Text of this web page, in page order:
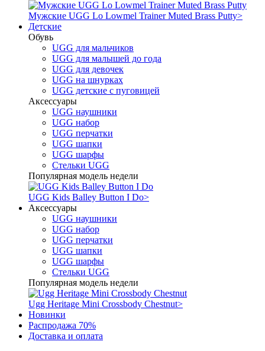
Мужские UGG Lo Lowmel Trainer Muted Brass Putty>
Детские
Обувь
UGG для мальчиков
UGG для малышей до года
UGG для девочек
UGG на шнурках
UGG детские с пуговицей
Аксессуары
UGG наушники
UGG набор
UGG перчатки
UGG шапки
UGG шарфы
Стельки UGG
Популярная модель недели
UGG Kids Balley Button I Do>
Аксессуары
UGG наушники
UGG набор
UGG перчатки
UGG шапки
UGG шарфы
Стельки UGG
Популярная модель недели
Ugg Heritage Mini Crossbody Chestnut>
Новинки
Распродажа 70%
Доставка и оплата